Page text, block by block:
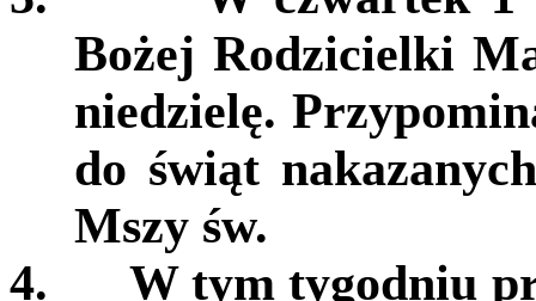
Bożej Rodzicielki
niedzielę.
do świąt
Mszy św.
4.
W tym tygodniu